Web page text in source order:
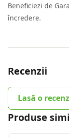
Beneficiezi de
încredere.
Recenzii
Lasă o
Produse